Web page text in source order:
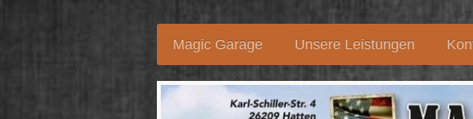
Magic Garage Unsere Leistungen